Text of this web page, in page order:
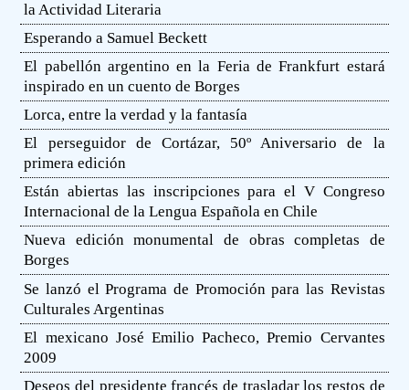
la Actividad Literaria
Esperando a Samuel Beckett
El pabellón argentino en la Feria de Frankfurt estará
inspirado en un cuento de Borges
Lorca, entre la verdad y la fantasía
El perseguidor de Cortázar, 50º Aniversario de la
primera edición
Están abiertas las inscripciones para el V Congreso
Internacional de la Lengua Española en Chile
Nueva edición monumental de obras completas de
Borges
Se lanzó el Programa de Promoción para las Revistas
Culturales Argentinas
El mexicano José Emilio Pacheco, Premio Cervantes
2009
Deseos del presidente francés de trasladar los restos de